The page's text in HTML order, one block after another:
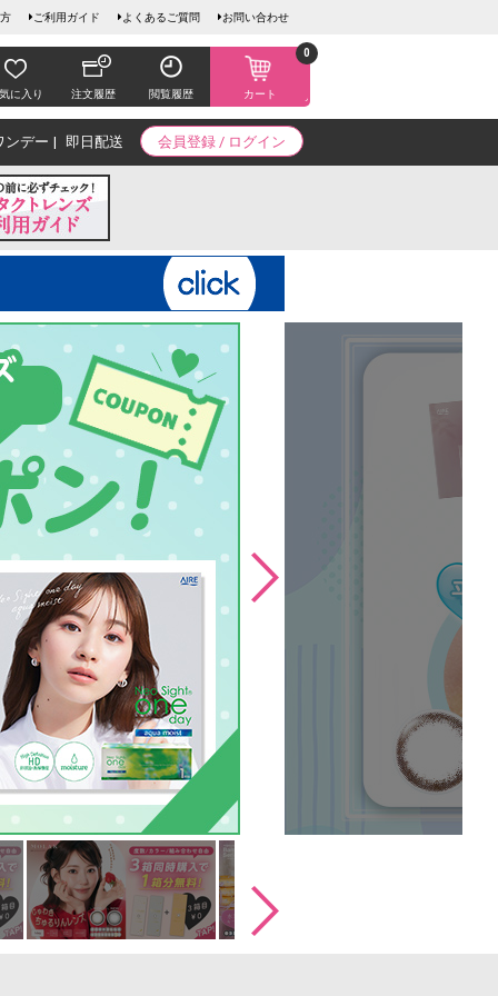
ご利用ガイド よくあるご質問 お問い合わせ
に入り 注文履歴 閲覧履歴 カート
0
会員登録 / ログイン
ンデー 即日配送